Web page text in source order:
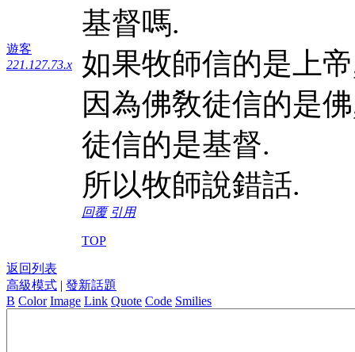
遊客
221.127.73.x
基督嗎.
如果牧師信的是上
因為佛敎徒信的是
徒信的是基督.
所以牧師說錯話.
回覆 引用
TOP
返回列表
高級模式 | 發新話題
B Color Image Link Quote Code Smilies